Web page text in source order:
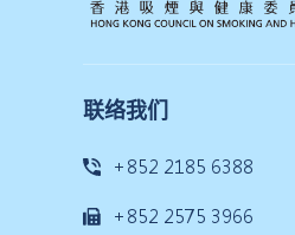
联络我们
+852 2185 6388
+852 2575 3966